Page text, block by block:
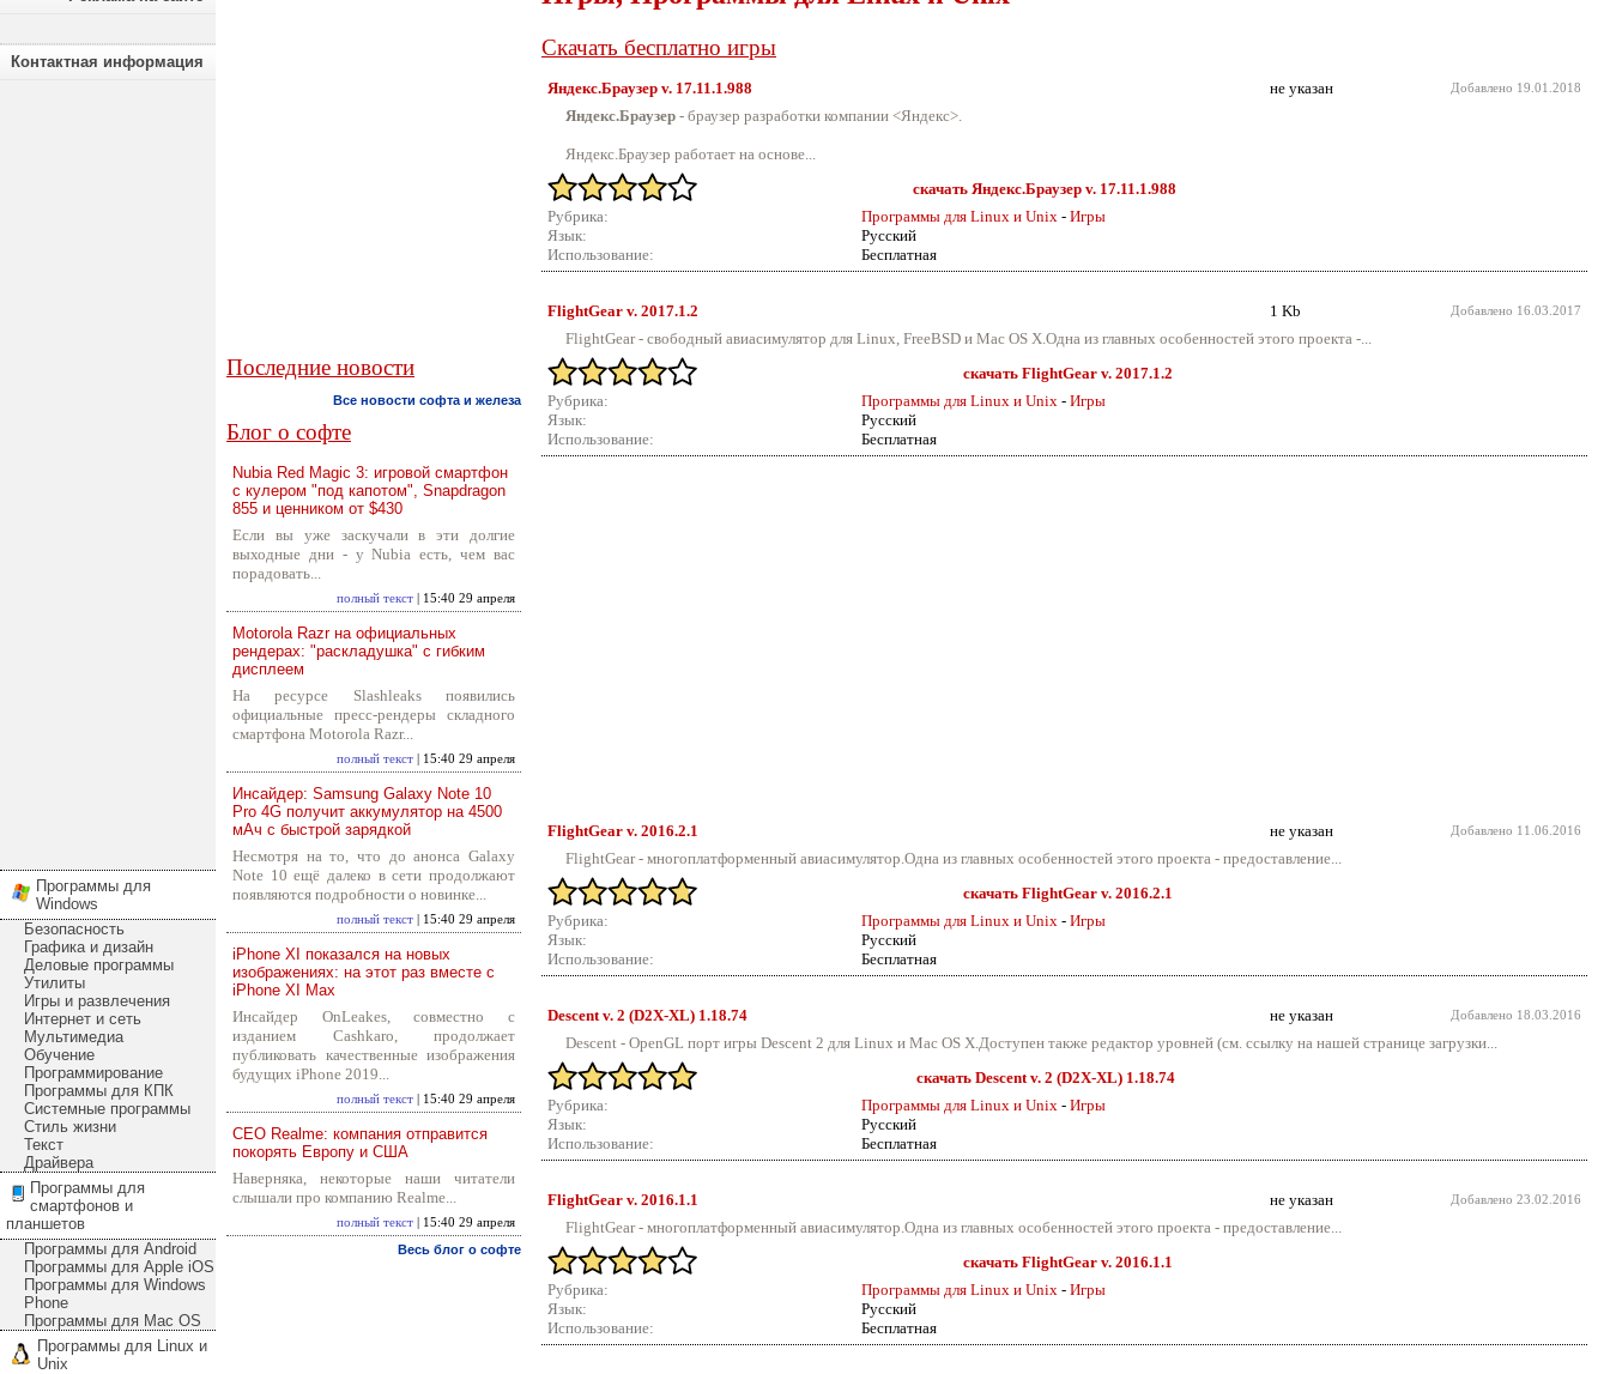
Контактная информация
Программы для
Windows
Безопасность
Графика и дизайн
Деловые программы
Утилиты
Игры и развлечения
Интернет и сеть
Мультимедиа
Обучение
Программирование
Программы для КПК
Системные программы
Стиль жизни
Текст
Драйвера
Программы для
смартфонов и
планшетов
Программы для Android
Программы для Apple iOS
Программы для Windows
Phone
Программы для Mac OS
Программы для Linux и
Unix
Последние новости
Все новости софта и железа
Блог о софте
Nubia Red Magic 3: игровой смартфон
с кулером "под капотом", Snapdragon
855 и ценником от $430
Если вы уже заскучали в эти долгие
выходные дни - у Nubia есть, чем вас
порадовать...
полный текст | 15:40 29 апреля
Motorola Razr на официальных
рендерах: "раскладушка" с гибким
дисплеем
На ресурсе Slashleaks появились
официальные пресс-рендеры складного
смартфона Motorola Razr...
полный текст | 15:40 29 апреля
Инсайдер: Samsung Galaxy Note 10
Pro 4G получит аккумулятор на 4500
мАч с быстрой зарядкой
Несмотря на то, что до анонса Galaxy
Note 10 ещё далеко в сети продолжают
появляются подробности о новинке...
полный текст | 15:40 29 апреля
iPhone XI показался на новых
изображениях: на этот раз вместе с
iPhone XI Max
Инсайдер OnLeakes, совместно с
изданием Cashkaro, продолжает
публиковать качественные изображения
будущих iPhone 2019...
полный текст | 15:40 29 апреля
CEO Realme: компания отправится
покорять Европу и США
Наверняка, некоторые наши читатели
слышали про компанию Realme...
полный текст | 15:40 29 апреля
Весь блог о софте
Скачать бесплатно игры
Яндекс.Браузер v. 17.11.1.988 не указан Добавлено 19.01.2018
Яндекс.Браузер - браузер разработки компании <Яндекс>.
Яндекс.Браузер работает на основе...
скачать Яндекс.Браузер v. 17.11.1.988
Рубрика:
Программы для Linux и Unix - Игры
Язык:
Русский
Использование:
Бесплатная
FlightGear v. 2017.1.2 1 Kb Добавлено 16.03.2017
FlightGear - свободный авиасимулятор для Linux, FreeBSD и Mac OS X.Одна из главных особенностей этого проекта -...
скачать FlightGear v. 2017.1.2
Рубрика:
Программы для Linux и Unix - Игры
Язык:
Русский
Использование:
Бесплатная
FlightGear v. 2016.2.1 не указан Добавлено 11.06.2016
FlightGear - многоплатформенный авиасимулятор.Одна из главных особенностей этого проекта - предоставление...
скачать FlightGear v. 2016.2.1
Рубрика:
Программы для Linux и Unix - Игры
Язык:
Русский
Использование:
Бесплатная
Descent v. 2 (D2X-XL) 1.18.74 не указан Добавлено 18.03.2016
Descent - OpenGL порт игры Descent 2 для Linux и Mac OS X.Доступен также редактор уровней (см. ссылку на нашей странице загрузки...
скачать Descent v. 2 (D2X-XL) 1.18.74
Рубрика:
Программы для Linux и Unix - Игры
Язык:
Русский
Использование:
Бесплатная
FlightGear v. 2016.1.1 не указан Добавлено 23.02.2016
FlightGear - многоплатформенный авиасимулятор.Одна из главных особенностей этого проекта - предоставление...
скачать FlightGear v. 2016.1.1
Рубрика:
Программы для Linux и Unix - Игры
Язык:
Русский
Использование:
Бесплатная